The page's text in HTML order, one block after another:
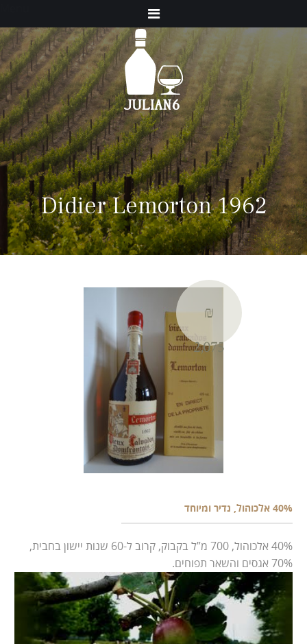
Didier Lemorton 1962
₪
2,075
40% אלכוהול, נדיר ומיוחד
40% אלכוהול, 700 מ”ל בקבוק, קרוב ל-60 שנות יישון בחבית,
70% אגסים והשאר תפוחים.